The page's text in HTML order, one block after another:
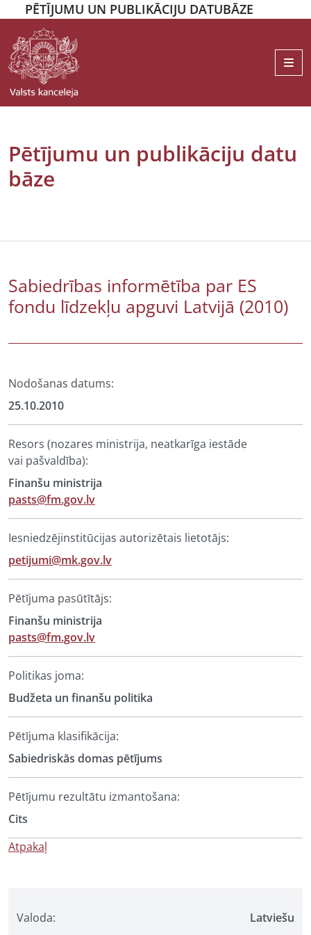
PĒTĪJUMU UN PUBLIKĀCIJU DATUBĀZE
Pētījumu un publikāciju datu
bāze
Valoda:
Latviešu
Sabiedrības informētība par ES
fondu līdzekļu apguvi Latvijā (2010)
Nodošanas datums:
25.10.2010
Resors (nozares ministrija, neatkarīga iestāde
vai pašvaldība):
Finanšu ministrija
pasts@fm.gov.lv
Iesniedzējinstitūcijas autorizētais lietotājs:
petijumi@mk.gov.lv
Pētījuma pasūtītājs:
Finanšu ministrija
pasts@fm.gov.lv
Politikas joma:
Budžeta un finanšu politika
Pētījuma klasifikācija:
Sabiedriskās domas pētījums
Pētījumu rezultātu izmantošana:
Cits
Atpakaļ